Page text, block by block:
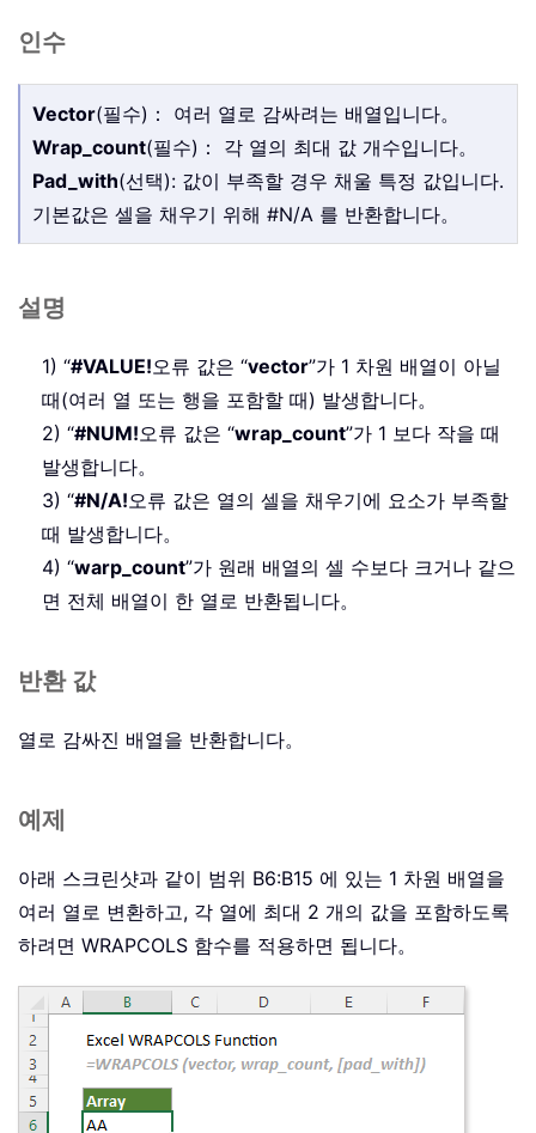
인수
Vector(필수)： 여러 열로 감싸려는 배열입니다。
Wrap_count(필수)： 각 열의 최대 값 개수입니다。
Pad_with(선택): 값이 부족할 경우 채울 특정 값입니다.
기본값은 셀을 채우기 위해 #N/A 를 반환합니다。
설명
1) “#VALUE!오류 값은 “vector”가 1 차원 배열이 아닐
때(여러 열 또는 행을 포함할 때) 발생합니다。
2) “#NUM!오류 값은 “wrap_count”가 1 보다 작을 때
발생합니다。
3) “#N/A!오류 값은 열의 셀을 채우기에 요소가 부족할
때 발생합니다。
4) “warp_count”가 원래 배열의 셀 수보다 크거나 같으
면 전체 배열이 한 열로 반환됩니다。
반환 값
열로 감싸진 배열을 반환합니다。
예제
아래 스크린샷과 같이 범위 B6:B15 에 있는 1 차원 배열을
여러 열로 변환하고, 각 열에 최대 2 개의 값을 포함하도록
하려면 WRAPCOLS 함수를 적용하면 됩니다。